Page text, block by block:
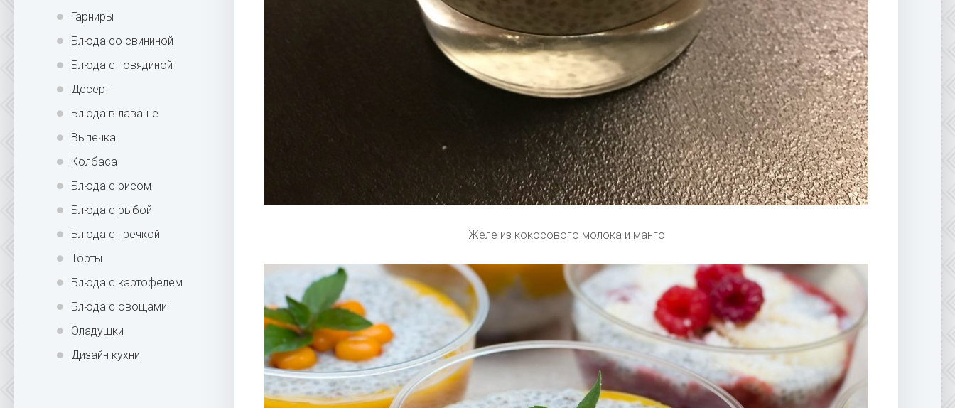
Гарниры
Блюда со свининой
Блюда с говядиной
Десерт
Блюда в лаваше
Выпечка
Колбаса
Блюда с рисом
Блюда с рыбой
Блюда с гречкой
Торты
Блюда с картофелем
Блюда с овощами
Оладушки
Дизайн кухни
Желе из кокосового молока и манго